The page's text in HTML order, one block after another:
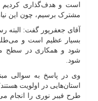
مشترک برسیم، چون این
آقای جعفرپور گفت: البته
بسیار عظیم است و
شود و همکاری در سطح
شود.
وی در پاسخ به سوالی
طرح فیبر نوری را انجام